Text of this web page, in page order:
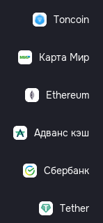
Toncoin
Карта Мир
Ethereum
Адванс кэш
Сбербанк
Tether